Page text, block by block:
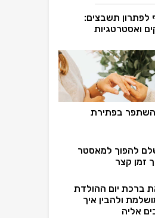
לפתרון תשבצים:
ואסטרטגיות
בפתירת
להפוך למאסטר
זמן קצר
ברכת יום ההולדת
ולהבין איך
אליה